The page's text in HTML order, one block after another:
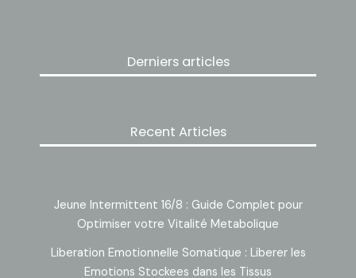
Derniers articles
Recent Articles
Jeune Intermittent 16/8 : Guide Complet pour
Optimiser votre Vitalité Metabolique
Liberation Emotionnelle Somatique : Liberer les
Emotions Stockees dans les Tissus